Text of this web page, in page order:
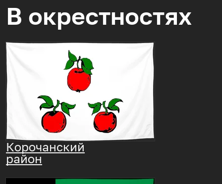
В окрестностях
Корочанский
район